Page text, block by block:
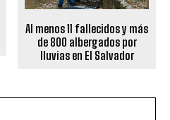
Al menos 11 fallecidos y más
de 800 albergados por
lluvias en El Salvador